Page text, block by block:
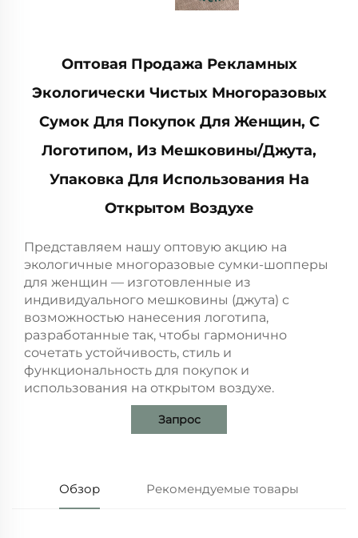
Оптовая Продажа Рекламных
Экологически Чистых Многоразовых
Сумок Для Покупок Для Женщин, С
Логотипом, Из Мешковины/джута,
Упаковка Для Использования На
Открытом Воздухе
Представляем нашу оптовую акцию на
экологичные многоразовые сумки-шопперы
для женщин — изготовленные из
индивидуального мешковины (джута) с
возможностью нанесения логотипа,
разработанные так, чтобы гармонично
сочетать устойчивость, стиль и
функциональность для покупок и
использования на открытом воздухе.
Запрос
Обзор Рекомендуемые товары